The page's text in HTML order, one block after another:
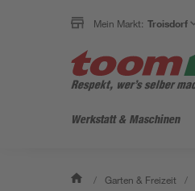
Mein Markt: Troisdorf
Werkstatt & Maschinen
/ Garten & Freizeit /